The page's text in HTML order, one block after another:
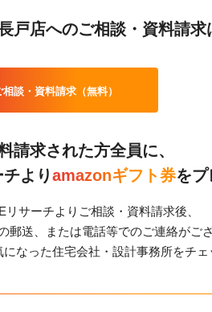
戸店へのご相談・資料請求
相談・資料請求（無料）
請求された方全員に、
よりamazonギフト券をプ
サーチよりご相談・資料請求後、
郵送、または電話等でのご連絡がござ
なった住宅会社・設計事務所をチェ